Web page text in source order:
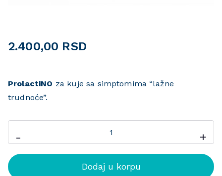
2.400,00 RSD
ProlactiNO za kuje sa simptomima “lažne
trudnoće”.
- +
Dodaj u korpu